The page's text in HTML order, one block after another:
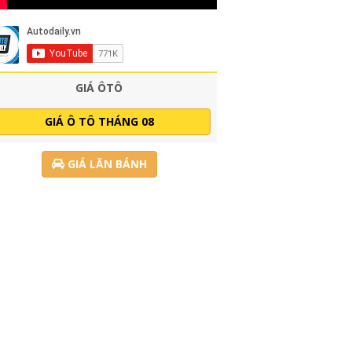
GIÁ ÔTÔ
GIÁ Ô TÔ THÁNG 08
GIÁ LĂN BÁNH